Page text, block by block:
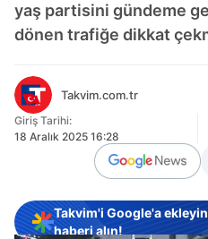
yaş partisini gündeme
dönen trafiğe dikkat
Takvim.com.tr
Giriş Tarihi:
18 Aralık 2025 16:28
Takvim'i Google'a
haberi alın!